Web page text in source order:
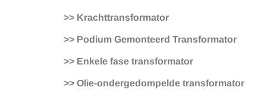
>> Krachttransformator
>> Podium Gemonteerd Transformator
>> Enkele fase transformator
>> Olie-ondergedompelde transformator